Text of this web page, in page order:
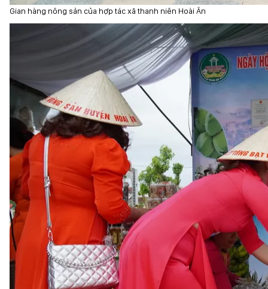
Gian hàng nông sản của hợp tác xã thanh niên Hoài Ân